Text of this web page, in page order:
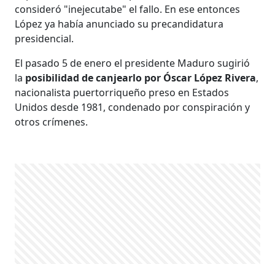
consideró "inejecutabe" el fallo. En ese entonces
López ya había anunciado su precandidatura
presidencial.
El pasado 5 de enero el presidente Maduro sugirió
la posibilidad de canjearlo por Óscar López Rivera,
nacionalista puertorriqueño preso en Estados
Unidos desde 1981, condenado por conspiración y
otros crímenes.